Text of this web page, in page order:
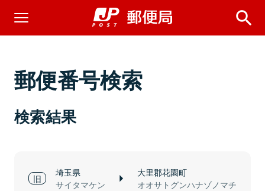
郵便番号検索
検索結果
埼玉県
サイタマケン
大里郡花園町
オオサトグンハナゾノマチ